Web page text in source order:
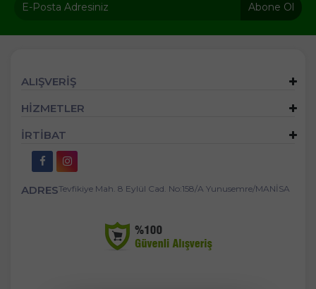
Abone Ol
ALIŞVERİŞ
HİZMETLER
İRTİBAT
ADRESTevfikiye Mah. 8 Eylül Cad. No:158/A Yunusemre/MANİSA